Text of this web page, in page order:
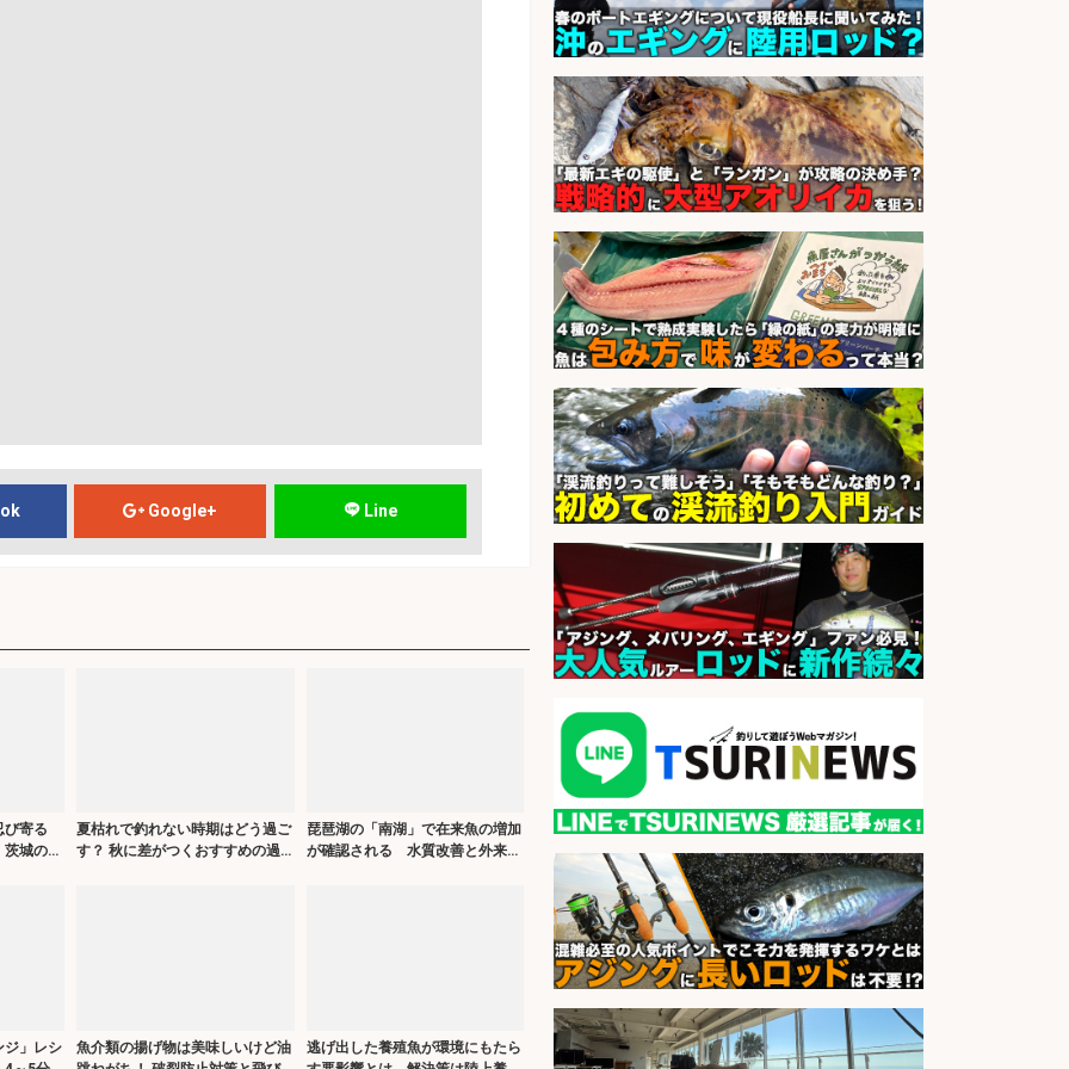
Google+ Line
び寄る
城の名
夏枯れで釣れない時期はどう過ご
す？ 秋に差がつくおすすめの過
琵琶湖の「南湖」で在来魚の増加
が確認される 水質改善と外来生
ジ」レシ
魚介類の揚げ物は美味しいけど油
逃げ出した養殖魚が環境にもたら